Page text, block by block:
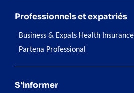
Professionnels et expatriés
Business & Expats Health Insurance
Partena Professional
S'informer